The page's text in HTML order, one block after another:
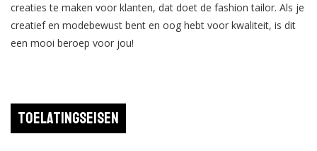
creaties te maken voor klanten, dat doet de fashion tailor. Als je
creatief en modebewust bent en oog hebt voor kwaliteit, is dit
een mooi beroep voor jou!
Toelatingseisen